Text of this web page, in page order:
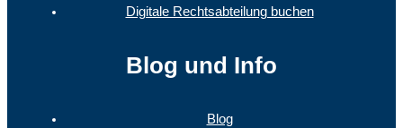
Digitale Rechtsabteilung buchen
Blog und Info
Blog